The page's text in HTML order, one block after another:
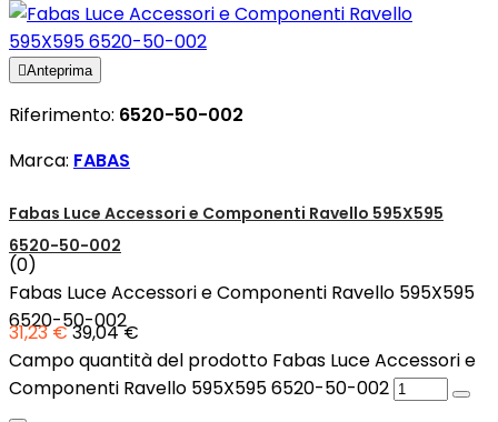
Anteprima
Riferimento: 6520-50-002
Marca: FABAS
Fabas Luce Accessori e Componenti Ravello 595X595
6520-50-002
(0)
Fabas Luce Accessori e Componenti Ravello 595X595
6520-50-002
31,23 €39,04 €
Campo quantità del prodotto Fabas Luce Accessori e
Componenti Ravello 595X595 6520-50-002